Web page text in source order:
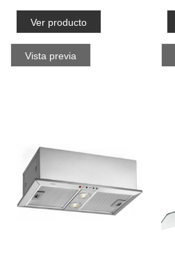
Ver producto
Vista previa